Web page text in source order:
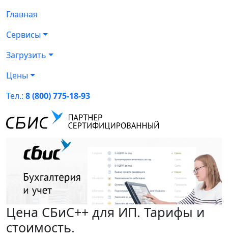
Главная
Сервисы
Загрузить
Цены
Тел.: 8 (800) 775-18-93
Цена СБиС++ для ИП. Тарифы и
стоимость.